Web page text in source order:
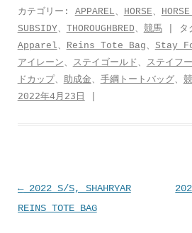
c
e
b
o
o
i
t
t
e
r
t
e
n
a
n
e
a
t
s
A
カテゴリー: APPAREL、 HORSE、
SUBSIDY、 THOROUGHBRED、 競馬| タ
Apparel、 Reins Tote Bag、 Stay
アイレーン、 ステイゴールド 、 ステイフ
ドカップ、 助成金、 手綱トートバッグ、
2022年4月23日
投
稿
←2022 S/S, SHAHRYAR
REINS TOTE BAG